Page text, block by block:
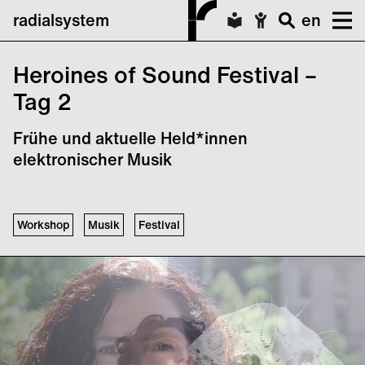
radialsystem en
Heroines of Sound Festival –
Tag 2
Frühe und aktuelle Held*innen
elektronischer Musik
Workshop Musik Festival